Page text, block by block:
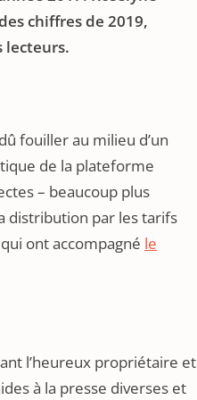
chiffres de 2019,
lecteurs.
fouiller au milieu d’un
de la plateforme
– beaucoup plus
distribution par les tarifs
ont accompagné le
l’heureux propriétaire et
à la presse diverses et